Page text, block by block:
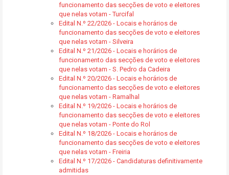
funcionamento das secções de voto e eleitores
que nelas votam - Turcifal
Edital N.º 22/2026 - Locais e horários de
funcionamento das secções de voto e eleitores
que nelas votam - Silveira
Edital N.º 21/2026 - Locais e horários de
funcionamento das secções de voto e eleitores
que nelas votam - S. Pedro da Cadeira
Edital N.º 20/2026 - Locais e horários de
funcionamento das secções de voto e eleitores
que nelas votam - Ramalhal
Edital N.º 19/2026 - Locais e horários de
funcionamento das secções de voto e eleitores
que nelas votam - Ponte do Rol
Edital N.º 18/2026 - Locais e horários de
funcionamento das secções de voto e eleitores
que nelas votam - Freiria
Edital N.º 17/2026 - Candidaturas definitivamente
admitidas